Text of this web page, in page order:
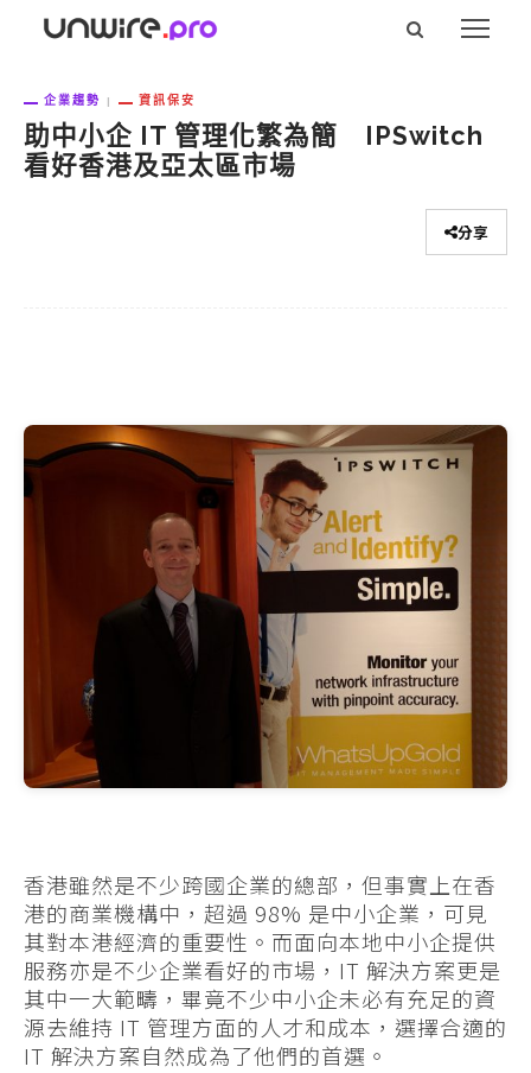
企業趨勢 資訊保安
助中小企 IT 管理化繁為簡 IPSwitch
看好香港及亞太區市場
分享
香港雖然是不少跨國企業的總部，但事實上在香
港的商業機構中，超過 98% 是中小企業，可見
其對本港經濟的重要性。而面向本地中小企提供
服務亦是不少企業看好的市場，IT 解決方案更是
其中一大範疇，畢竟不少中小企未必有充足的資
源去維持 IT 管理方面的人才和成本，選擇合適的
IT 解決方案自然成為了他們的首選。